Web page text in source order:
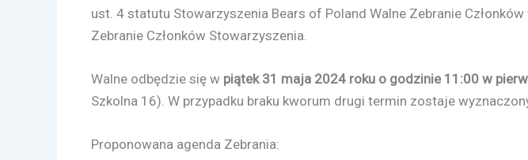
ust. 4 statutu Stowarzyszenia Bears of Poland Walne Zebranie
Zebranie Członków Stowarzyszenia.
Walne odbędzie się w piątek 31 maja 2024 roku o godzinie 11:00 w
Szkolna 16). W przypadku braku kworum drugi termin zostaje
Proponowana agenda Zebrania: